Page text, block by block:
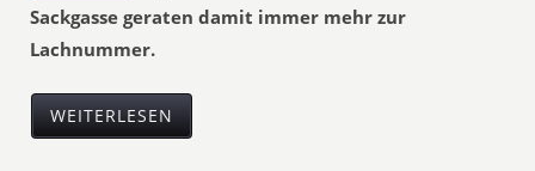
Sackgasse geraten damit immer mehr zur
Lachnummer.
WEITERLESEN